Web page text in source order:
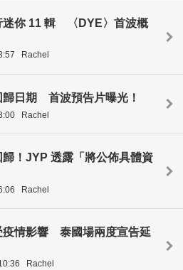
迷你 11 輯 〈DYE〉首波概
Rachel
歸日期 首波預告片曝光！
Rachel
歸！JYP 透露「將公佈具體資
Rachel
疫情影響 泰國場兩度宣告延
Rachel